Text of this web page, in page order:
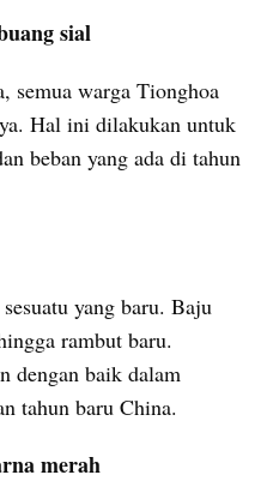
sial
semua warga Tionghoa
Hal ini dilakukan untuk
beban yang ada di tahun
yang baru. Baju
rambut baru.
dengan baik dalam
tahun baru China.
merah